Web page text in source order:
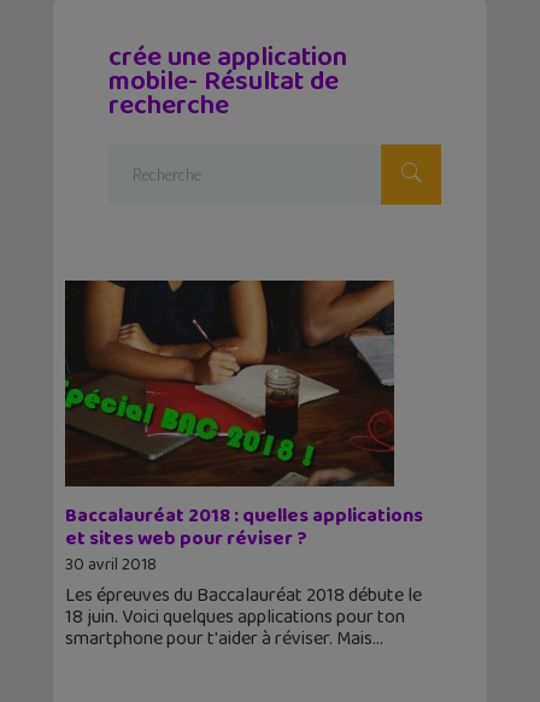
crée une application
mobile- Résultat de
recherche
Baccalauréat 2018 : quelles applications
et sites web pour réviser ?
30 avril 2018
Les épreuves du Baccalauréat 2018 débute le
18 juin. Voici quelques applications pour ton
smartphone pour t'aider à réviser. Mais